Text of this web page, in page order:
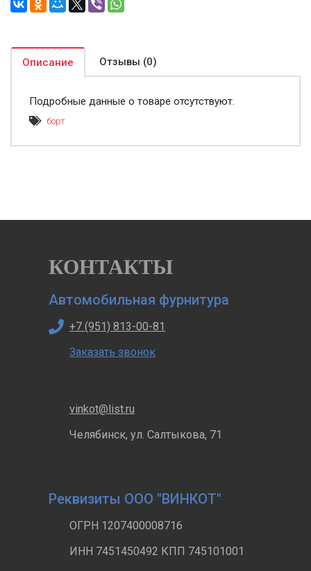
Описание Отзывы (0)
Подробные данные о товаре отсутствуют.
борт
КОНТАКТЫ
Автомобильная фурнитура
+7 (951) 813-00-81
Заказать звонок
vinkot@list.ru
Челябинск, ул. Салтыкова, 71
Реквизиты ООО "ВИНКОТ"
ОГРН 1207400008716
ИНН 7451450492 КПП 745101001